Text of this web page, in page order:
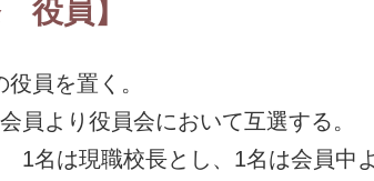
役員】
員を置く。
より役員会において互選する。
は現職校長とし、1名は会員中よ